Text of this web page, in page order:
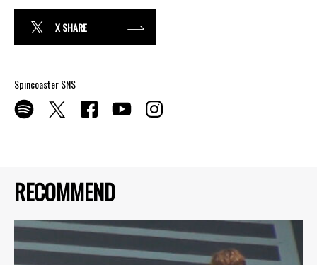
RECOMMEND
X SHARE
Spincoaster SNS